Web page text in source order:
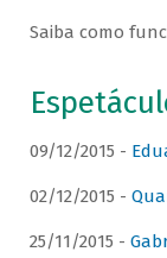
Saiba como
09/12/2015 -
02/12/2015 -
25/11/2015 -